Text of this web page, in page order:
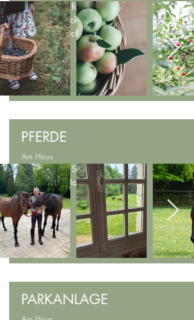
Obstbäume für den
frischen Snack
zwischendurch
PFERDE
Am Haus
Beobachten Sie die
Pferde am Haus
PARKANLAGE